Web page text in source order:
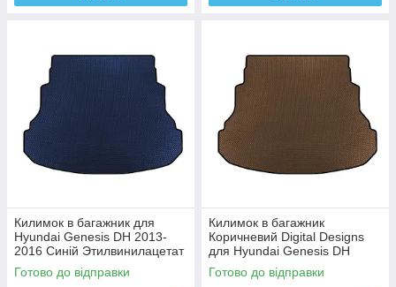
Килимок в багажник для
Hyundai Genesis DH 2013-
2016 Синій Этилвинилацетат
Готово до відправки
Килимок в багажник
Коричневий Digital Designs
для Hyundai Genesis DH
2013-2016 рр.
Етилвінілацетат
Готово до відправки